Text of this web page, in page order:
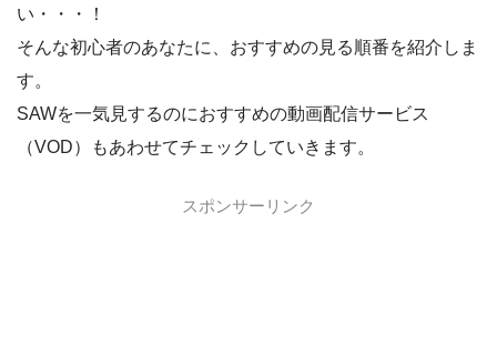
い・・・！
そんな初心者のあなたに、おすすめの見る順番を紹介しま
す。
SAWを一気見するのにおすすめの動画配信サービス
（VOD）もあわせてチェックしていきます。
スポンサーリンク